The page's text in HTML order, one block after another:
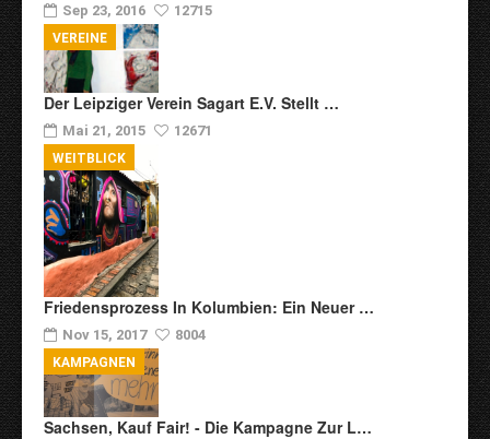
Sep 23, 2016 12715
Der Leipziger Verein Sagart E.V. Stellt …
Mai 21, 2015 12671
VEREINE
Friedensprozess In Kolumbien: Ein Neuer …
Nov 15, 2017 8004
WEITBLICK
Sachsen, Kauf Fair! - Die Kampagne Zur L…
KAMPAGNEN